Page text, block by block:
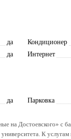
да Кондиционер
да Интернет
да Парковка
на Достоевского» с
университета. К